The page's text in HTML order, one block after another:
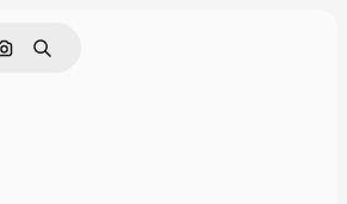
Rechercher par image
Rechercher